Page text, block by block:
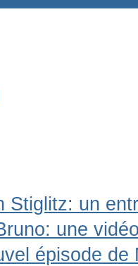
Stiglitz: un
une
épisode